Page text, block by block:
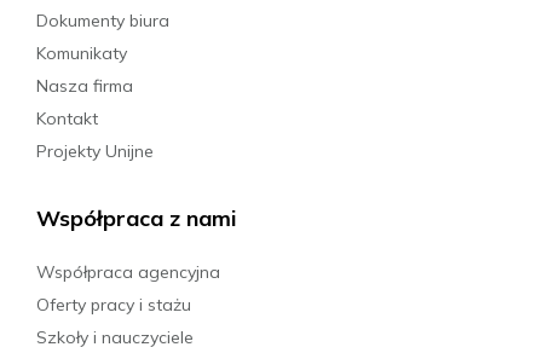
Dokumenty biura
Komunikaty
Nasza firma
Kontakt
Projekty Unijne
Współpraca z nami
Współpraca agencyjna
Oferty pracy i stażu
Szkoły i nauczyciele